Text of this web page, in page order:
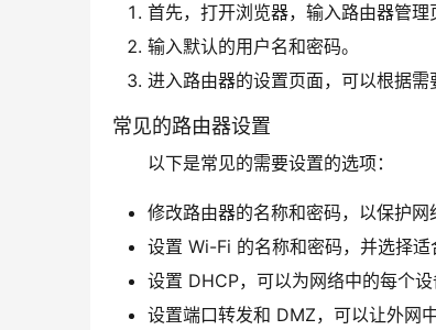
首先，打开浏览器，输入路由器管理
输入默认的用户名和密码。
进入路由器的设置页面，可以根据需
常见的路由器设置
以下是常见的需要设置的选项：
修改路由器的名称和密码，以保护网
设置 Wi-Fi 的名称和密码，并选择适
设置 DHCP，可以为网络中的每个设
设置端口转发和 DMZ，可以让外网